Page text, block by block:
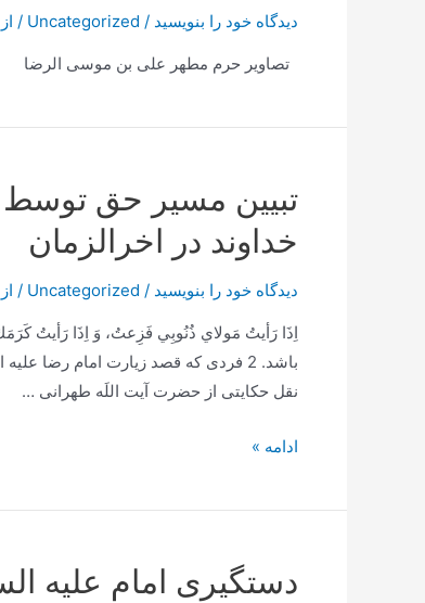
دیدگاه‌ خود را بنویسید /
Uncategorized / از
تصاویر حرم مطهر علی بن موسی الرضا
تبیین مسیر حق توسط
خداوند در اخرالزمان
دیدگاه‌ خود را بنویسید /
Uncategorized / از
نقل حکایتی از حضرت آیت اللَه طهرانی …
تبیین
الهی
ادامه »
دستگیری امام علیه